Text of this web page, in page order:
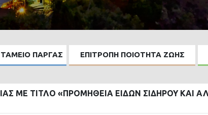
ΠΑΡΓΑΣ ΕΠΙΤΡΟΠΗ ΠΟΙΟΤΗΤΑ ΖΩΗΣ
ΜΕ ΤΙΤΛΟ «ΠΡΟΜΗΘΕΙΑ ΕΙΔΩΝ ΣΙΔΗΡΟΥ ΚΑΙ